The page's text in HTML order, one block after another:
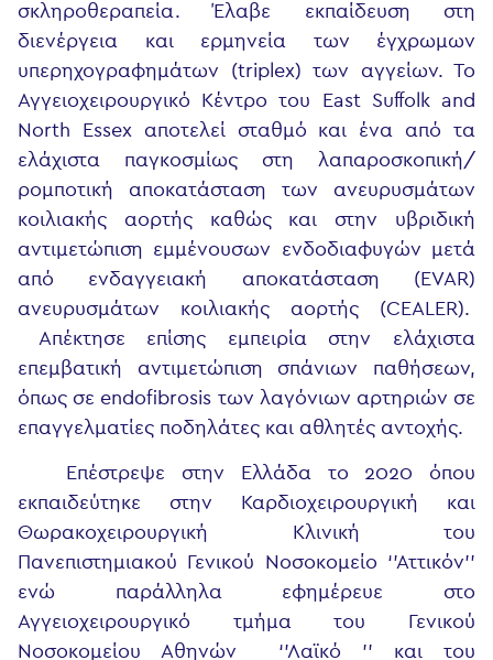
σκληροθεραπεία. Έλαβε εκπαίδευση στη
διενέργεια και ερμηνεία των έγχρωμων
υπερηχογραφημάτων (triplex) των αγγείων. Το
Αγγειοχειρουργικό Κέντρο του East Suffolk and
North Essex αποτελεί σταθμό και ένα από τα
ελάχιστα παγκοσμίως στη λαπαροσκοπική/
ρομποτική αποκατάσταση των ανευρυσμάτων
κοιλιακής αορτής καθώς και στην υβριδική
αντιμετώπιση εμμένουσων ενδοδιαφυγών μετά
από ενδαγγειακή αποκατάσταση (EVAR)
ανευρυσμάτων κοιλιακής αορτής (CEALER).
Απέκτησε επίσης εμπειρία στην ελάχιστα
επεμβατική αντιμετώπιση σπάνιων παθήσεων,
όπως σε endofibrosis των λαγόνιων αρτηριών σε
επαγγελματίες ποδηλάτες και αθλητές αντοχής.
Επέστρεψε στην Ελλάδα το 2020 όπου
εκπαιδεύτηκε στην Καρδιοχειρουργική και
Θωρακοχειρουργική Κλινική του
Πανεπιστημιακού Γενικού Νοσοκομείο ‘’Αττικόν’’
ενώ παράλληλα εφημέρευε στο
Αγγειοχειρουργικό τμήμα του Γενικού
Νοσοκομείου Αθηνών ‘’Λαϊκό ’’ και του